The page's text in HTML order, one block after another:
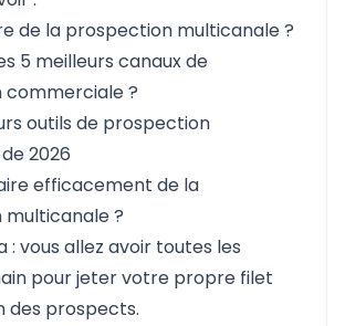
de la prospection multicanale ?
5 meilleurs canaux de
?
outils de prospection
2026
efficacement de la
?
: vous allez avoir toutes les
pour jeter votre propre filet
des prospects.